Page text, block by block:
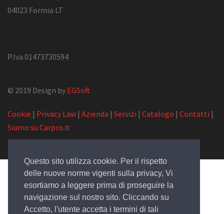
Questo sito utilizza cookie. Per il rispetto
delle nuove norme vigenti sulla privacy, Vi
esortiamo a leggere prima di proseguire la
navigazione sul nostro sito. Cliccando su
Accetto, l'utente accetta i termini di tali
04023 Formia LT
P.Iva 01473730594
© 2019 Design by EGSoft
Cookie | Privacy Law | Azienda | Servizi | Catalogo | Contatti |
Siamo su Carpro.it